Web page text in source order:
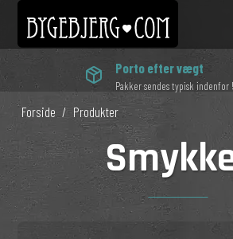
Porto efter vægt
Pakker sendes typisk indenfor
Forside / Produkter